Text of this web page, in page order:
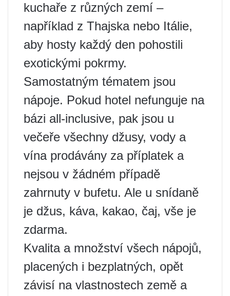
kuchaře z různých zemí –
například z Thajska nebo Itálie,
aby hosty každý den pohostili
exotickými pokrmy.
Samostatným tématem jsou
nápoje. Pokud hotel nefunguje na
bázi all-inclusive, pak jsou u
večeře všechny džusy, vody a
vína prodávány za příplatek a
nejsou v žádném případě
zahrnuty v bufetu. Ale u snídaně
je džus, káva, kakao, čaj, vše je
zdarma.
Kvalita a množství všech nápojů,
placených i bezplatných, opět
závisí na vlastnostech země a